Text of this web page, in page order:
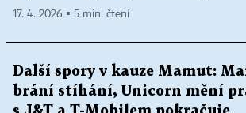
17. 4. 2026 ▪ 5 min. čtení
Další spory v kauze Mamut:
brání stíhání, Unicorn mění